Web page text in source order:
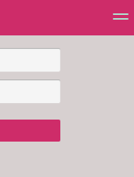
Mur d'images